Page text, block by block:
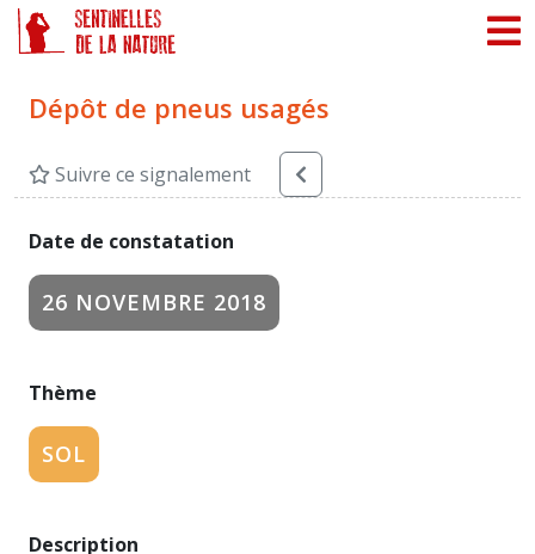
Dépôt de pneus usagés
Suivre ce signalement
Date de constatation
26 NOVEMBRE 2018
Thème
SOL
Description
Panneau de gestion des cookies